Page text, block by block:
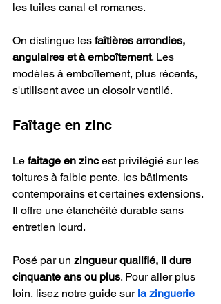
les tuiles canal et romanes.
On distingue les faîtières arrondies,
angulaires et à emboîtement. Les
modèles à emboîtement, plus récents,
s'utilisent avec un closoir ventilé.
Faîtage en zinc
Le faîtage en zinc est privilégié sur les
toitures à faible pente, les bâtiments
contemporains et certaines extensions.
Il offre une étanchéité durable sans
entretien lourd.
Posé par un zingueur qualifié, il dure
cinquante ans ou plus. Pour aller plus
loin, lisez notre guide sur la zinguerie